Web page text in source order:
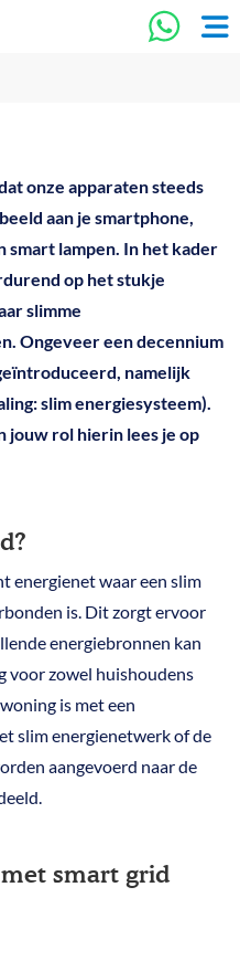
onze apparaten steeds
aan je smartphone,
smart lampen. In het kader
op het stukje
slimme
Ongeveer een decennium
namelijk
slim energiesysteem).
jouw rol hierin lees je op
energienet waar een slim
is. Dit zorgt ervoor
energiebronnen kan
voor zowel huishoudens
is met een
slim energienetwerk of de
aangevoerd naar de
smart grid